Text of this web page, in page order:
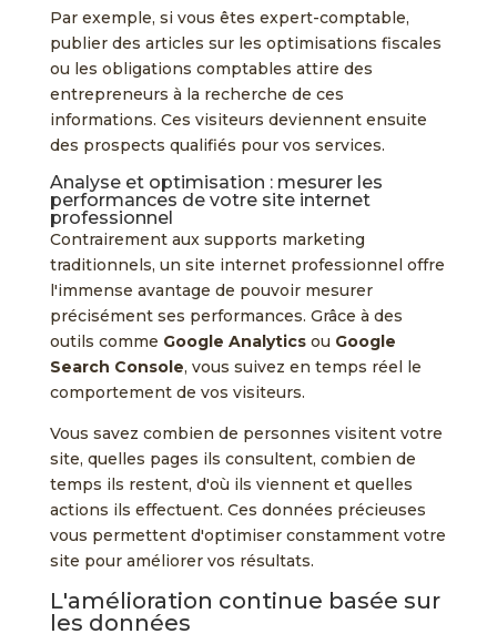
Par exemple, si vous êtes expert-comptable,
publier des articles sur les optimisations fiscales
ou les obligations comptables attire des
entrepreneurs à la recherche de ces
informations. Ces visiteurs deviennent ensuite
des prospects qualifiés pour vos services.
Analyse et optimisation : mesurer les
performances de votre site internet
professionnel
Contrairement aux supports marketing
traditionnels, un site internet professionnel offre
l'immense avantage de pouvoir mesurer
précisément ses performances. Grâce à des
outils comme Google Analyticsou Google
Search Console, vous suivez en temps réel le
comportement de vos visiteurs.
Vous savez combien de personnes visitent votre
site, quelles pages ils consultent, combien de
temps ils restent, d'où ils viennent et quelles
actions ils effectuent. Ces données précieuses
vous permettent d'optimiser constamment votre
site pour améliorer vos résultats.
L'amélioration continue basée sur
les données